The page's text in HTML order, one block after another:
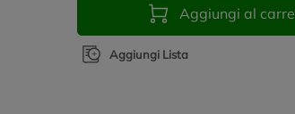
Aggiungi al
Aggiungi Lista